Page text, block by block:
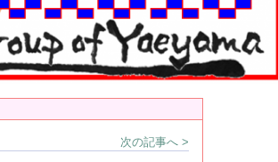
次の記事へ >